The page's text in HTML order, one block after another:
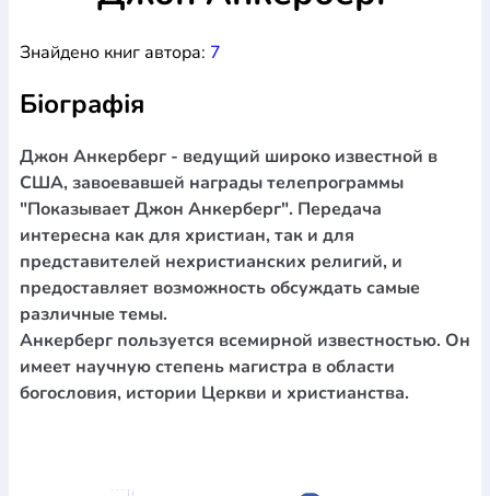
Богослов`яШлюб і сім`я
Юдаїзм
ПеріодикаАудіо Ручки кулькові
БлокнотиЩоденники / щотижневики
Навчальні мапиШкіряні вироби МагнітиМеталеві
вироби Міні-лампиНаклейкиНастільні ігри Пакети
подарунковіПлакати Пластмасові виробиХустки
Подарункові картки Розвиваючі ігри Репринти
Зошити
Фотокартини Чохли на Библії
Головні убори
Календарі
Канцелярскі товари
Комп`ютерні ігри
ЛистівкиСувенирна продукція Годинники Пазли
Книга в комплекті
За додатковою інформацією дзвоніть за номером:
Знайдено книг автора: 7
Біографія
Джон Анкерберг - ведущий широко известной в
США, завоевавшей награды телепрограммы
"Показывает Джон Анкерберг". Передача
интересна как для христиан, так и для
представителей нехристианских религий, и
предоставляет возможность обсуждать самые
различные темы.
Анкерберг пользуется всемирной известностью. Он
имеет научную степень магистра в области
богословия, истории Церкви и христианства.